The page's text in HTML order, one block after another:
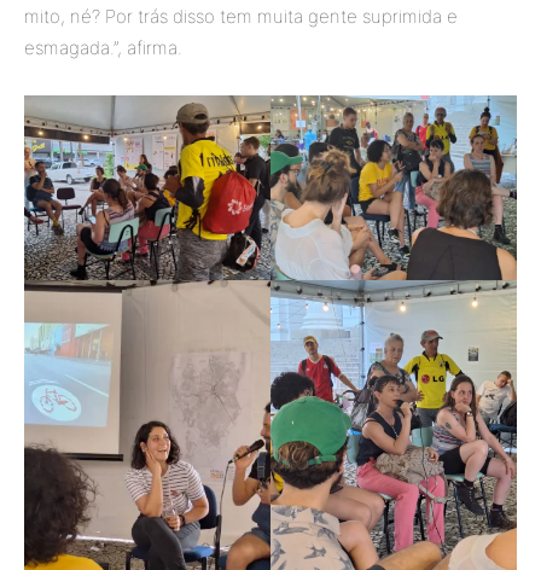
mito, né? Por trás disso tem muita gente suprimida e
esmagada.”, afirma.